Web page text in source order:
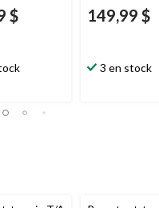
$ 149,99 $
3 en stock